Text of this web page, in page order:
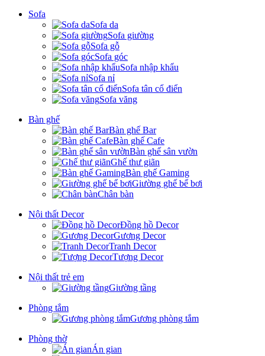
Sofa
Sofa da
Sofa giường
Sofa gỗ
Sofa góc
Sofa nhập khẩu
Sofa nỉ
Sofa tân cổ điển
Sofa văng
Bàn ghế
Bàn ghế Bar
Bàn ghế Cafe
Bàn ghế sân vườn
Ghế thư giãn
Bàn ghế Gaming
Giường ghế bể bơi
Chân bàn
Nội thất Decor
Đồng hồ Decor
Gương Decor
Tranh Decor
Tượng Decor
Nội thất trẻ em
Giường tầng
Phòng tắm
Gương phòng tắm
Phòng thờ
Án gian